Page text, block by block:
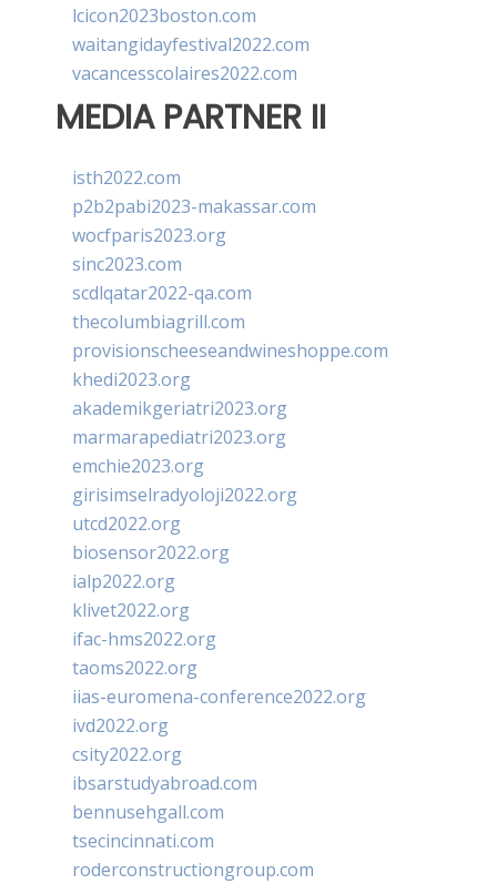
lcicon2023boston.com
waitangidayfestival2022.com
vacancesscolaires2022.com
MEDIA PARTNER II
isth2022.com
p2b2pabi2023-makassar.com
wocfparis2023.org
sinc2023.com
scdlqatar2022-qa.com
thecolumbiagrill.com
provisionscheeseandwineshoppe.com
khedi2023.org
akademikgeriatri2023.org
marmarapediatri2023.org
emchie2023.org
girisimselradyoloji2022.org
utcd2022.org
biosensor2022.org
ialp2022.org
klivet2022.org
ifac-hms2022.org
taoms2022.org
iias-euromena-conference2022.org
ivd2022.org
csity2022.org
ibsarstudyabroad.com
bennusehgall.com
tsecincinnati.com
roderconstructiongroup.com